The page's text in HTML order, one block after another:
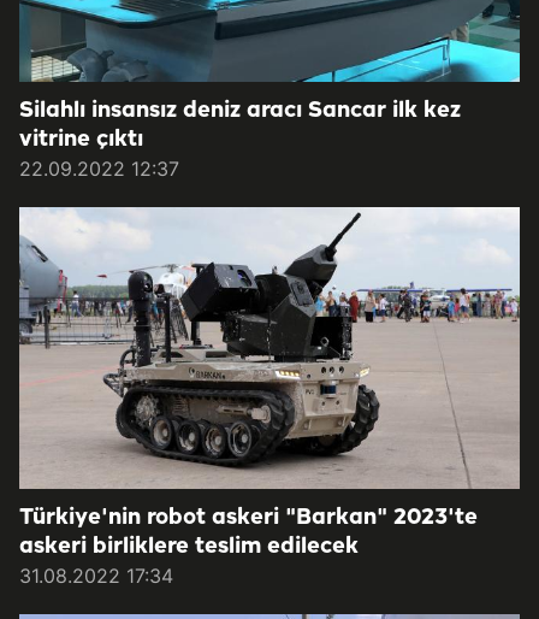
Silahlı insansız deniz aracı Sancar ilk kez
vitrine çıktı
22.09.2022 12:37
Türkiye'nin robot askeri "Barkan" 2023'te
askeri birliklere teslim edilecek
31.08.2022 17:34